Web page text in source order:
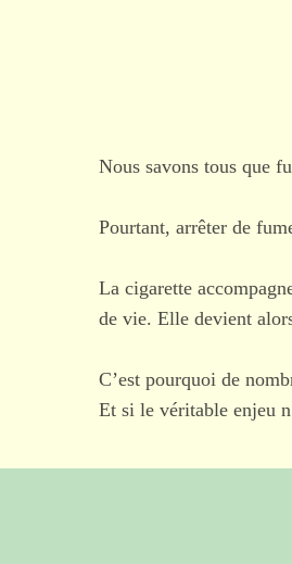
Nous savons tous que
Pourtant, arrêter de
La cigarette
de vie. Elle devient
C’est pourquoi de
Et si le véritable enjeu